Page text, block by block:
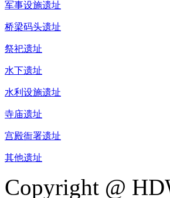
军事设施遗址
桥梁码头遗址
祭祀遗址
水下遗址
水利设施遗址
寺庙遗址
宫殿衙署遗址
其他遗址
Copyright @